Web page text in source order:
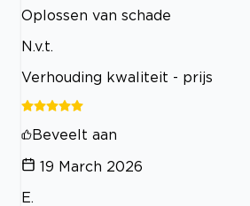
Oplossen van schade
N.v.t.
Verhouding kwaliteit - prijs
Beveelt aan
19 March 2026
E.